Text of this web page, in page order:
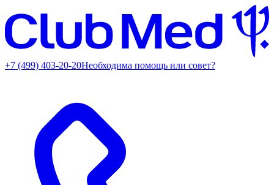
+7 (499) 403-20-20Необходима помощь или совет?